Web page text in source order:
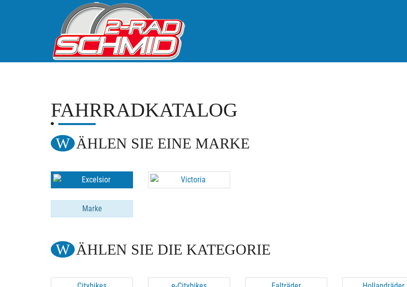
FAHRRADKATALOG
WÄHLEN SIE EINE MARKE
Marke
WÄHLEN SIE DIE KATEGORIE